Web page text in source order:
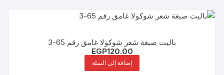
باليت صبغة شعر شوكولا غامق رقم 65-3
EGP120.00
إضافة إلى السلة